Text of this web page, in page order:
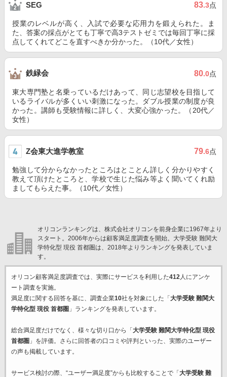
SEG 83.3点
授業のレベルが高く、入試で必要な応用力を鍛えられた。ま
た、答案の採点がとても丁寧で高3テストゼミでは毎回丁寧に採
点してくれてどこを直すべきか分かった。（10代／女性）
鉄緑会 80.0点
東大専門塾と名乗っているだけあって、同じ志望校を目指して
いるライバルが多くいい刺激になった。ダブル授業の制度が良
かった。講師も受験情報に詳しく、大変心強かった。（20代／
女性）
Z会東大進学教室 79.6点
勉強して分からなかったところはとことん詳しく分かりやすく
教えて頂けたところと、学校で生じた悩み等よく聞いてくれ励
ましてもらえた事。（10代／女性）
オリコンランキングは、株式会社オリコンを前身企業に1967年より
スタート。2006年からは顧客満足度調査を開始。大学受験 難関大
学特化型 現役 首都圏は、2018年よりランキングを発表していま
す。
オリコン顧客満足度調査では、実際にサービスを利用した412人にアンケ
ート調査を実施。
満足度に関する回答を基に、調査企業10社を対象にした「 大学受験 難関大
学特化型 現役 首都圏 」ランキングを発表しています。
総合満足度だけでなく、様々な切り口から「 大学受験 難関大学特化型 現役
首都圏 」を評価。さらに回答者の口コミや評判といった、実際のユーザー
の声も掲載しています。
サービス検討の際、“ユーザー満足度”からも比較することで「 大学受験 難